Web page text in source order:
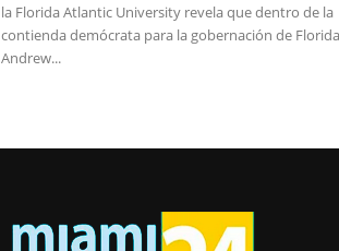
la Florida Atlantic University revela que dentro de la
contienda demócrata para la gobernación de
Andrew...